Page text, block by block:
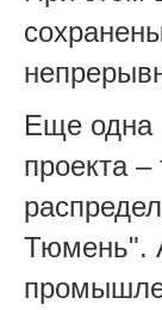
Еще одна
проекта –
Тюмень".